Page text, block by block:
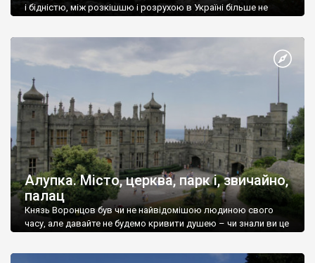
і бідністю, між розкішшю і розрухою в Україні більше не
Алупка. Місто, церква, парк і, звичайно,
палац
Князь Воронцов був чи не найвідомішою людиною свого
часу, але давайте не будемо кривити душею – чи знали ви це